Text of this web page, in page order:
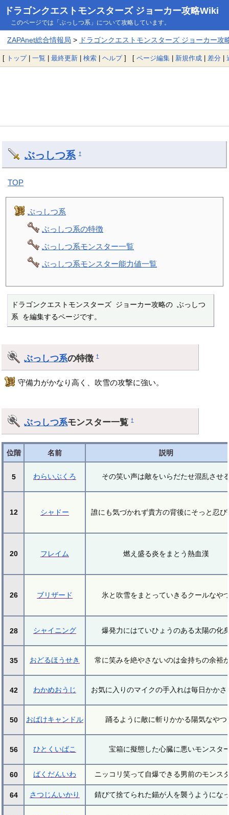
ドラゴンクエストモンスターズ ジョーカー攻略Wiki
このページでは「ぶっしつ系」について攻略しています。
ZAPAnet総合情報局 > ドラゴンクエストモンスターズ ジョーカー攻
[ トップ| 一覧 | 最終更新 | 検索 | ヘルプ] [ ページ編集 | 新規作成 | 差分 |
ぶっしつ系 †
TOP
ぶっしつ系
ぶっしつ系の特徴
ぶっしつ系モンスター一覧
ぶっしつ系モンスター能力値一覧
ドラゴンクエストモンスターズ ジョーカー攻略の ぶっしつ
系 を編集するページです。
ぶっしつ系の特徴†
守備力がかなり高く、吹雪の攻撃に強い。
ぶっしつ系モンスター一覧†
位階 名前 説明
5 わらいぶくろ その笑い声は敵をいらだたせ混乱させ
12 シャドー 誰にも気づかれず貴方の背後にそっと忍び
20 フレイム 燃え盛る炎をまとう熱血漢
26 ブリザード 氷と吹雪をまとっていきるクールなや
28 シャイニング 爆発力にはていひょうのある太陽の化
35 おどるほうせき 常に笑みを絶やさないのは金持ちの余裕
42 わかめおうじ お気に入りのマイクの手入れは毎日かかさ
50 おばけキャンドル 踊るように敵に斬りかかる陽気なやつ
56 ひとくいばこ 宝箱に擬態した心臓に悪いモンスタ
60 ばくだんいわ ニッコリ笑って自爆できる男前のモンス
64 さつじんいかり 錆びて捨てられた錨が人を襲うようにな